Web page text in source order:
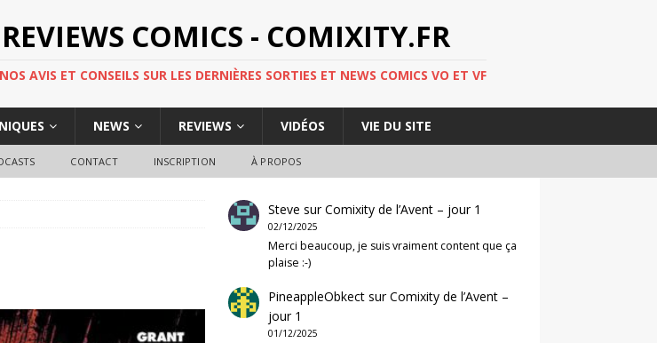
COMICS - COMIXITY.FR
AVIS ET CONSEILS SUR LES DERNIÈRES SORTIES ET NEWS COMICS VO ET VF
NEWS REVIEWS VIDÉOS VIE DU SITE
CONTACT INSCRIPTION À PROPOS
Steve surComixity de l’Avent – jour 1
02/12/2025
Merci beaucoup, je suis vraiment content que ça
plaise :-)
PineappleObkect surComixity de l’Avent –
jour 1
01/12/2025